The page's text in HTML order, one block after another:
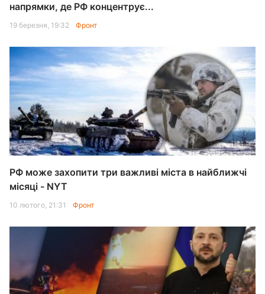
напрямки, де РФ концентрує...
19 березня, 19:32 Фронт
РФ може захопити три важливі міста в найближчі
місяці - NYT
10 лютого, 21:31 Фронт